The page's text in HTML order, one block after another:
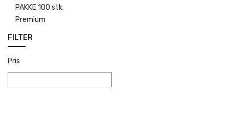
PAKKE 100 stk.
Premium
FILTER
Pris